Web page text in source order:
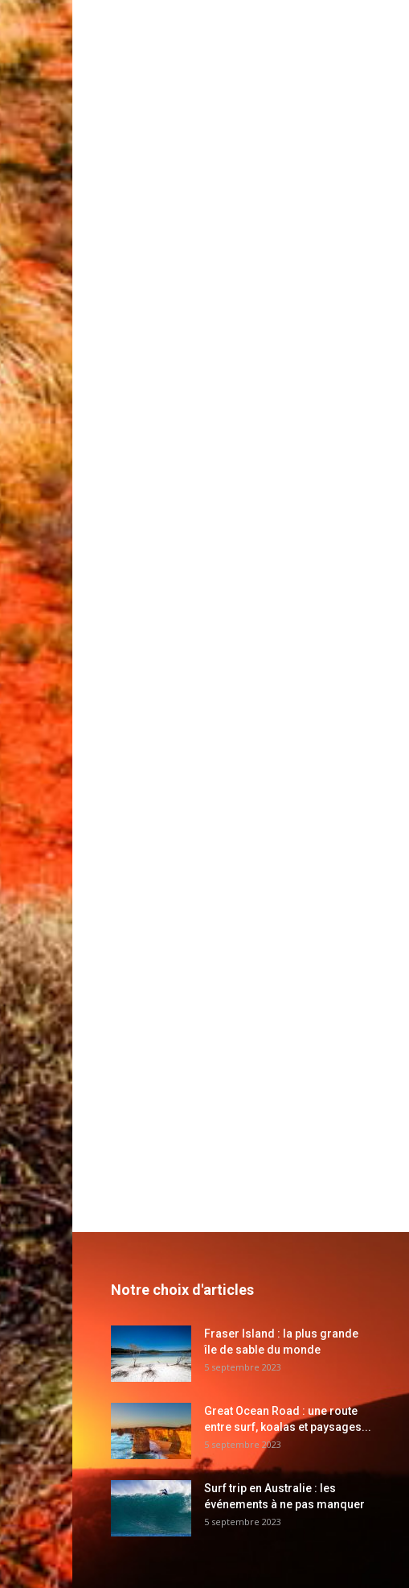
Notre choix d'articles
Fraser Island : la plus grande
île de sable du monde
5 septembre 2023
Great Ocean Road : une route
entre surf, koalas et paysages...
5 septembre 2023
Surf trip en Australie : les
événements à ne pas manquer
5 septembre 2023